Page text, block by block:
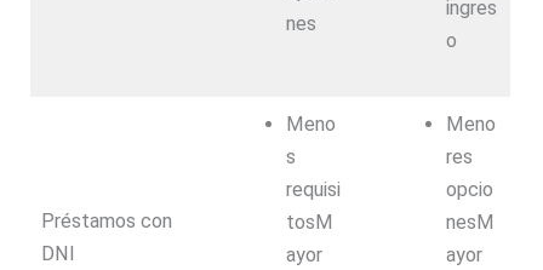
nes
ingres
o
Préstamos con
DNI
Meno
s
requisi
tosM
ayor
Meno
res
opcio
nesM
ayor